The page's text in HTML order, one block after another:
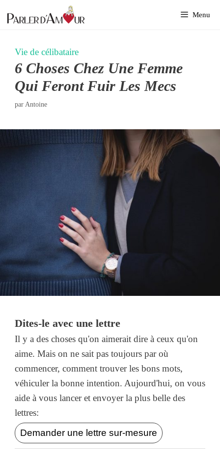
au
Menu
Vie de célibataire
6 Choses Chez Une Femme
Qui Feront Fuir Les Mecs
par Antoine
Dites-le avec une lettre
Il y a des choses qu'on aimerait dire à ceux qu'on
aime. Mais on ne sait pas toujours par où
commencer, comment trouver les bons mots,
véhiculer la bonne intention. Aujourd'hui, on vous
aide à vous lancer et envoyer la plus belle des
lettres:
Demander une lettre sur-mesure